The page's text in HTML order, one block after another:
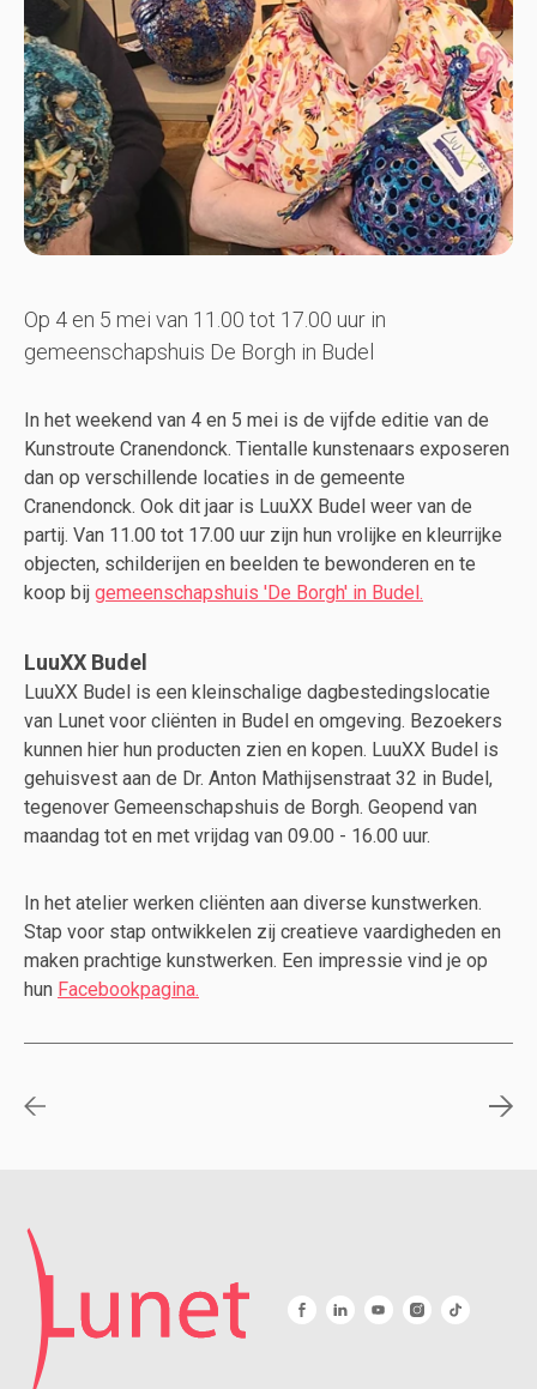
Op 4 en 5 mei van 11.00 tot 17.00 uur in
gemeenschapshuis De Borgh in Budel
In het weekend van 4 en 5 mei is de vijfde editie van de
Kunstroute Cranendonck. Tientalle kunstenaars exposeren
dan op verschillende locaties in de gemeente
Cranendonck. Ook dit jaar is LuuXX Budel weer van de
partij. Van 11.00 tot 17.00 uur zijn hun vrolijke en kleurrijke
objecten, schilderijen en beelden te bewonderen en te
koop bij gemeenschapshuis 'De Borgh' in Budel.
LuuXX Budel
LuuXX Budel is een kleinschalige dagbestedingslocatie
van Lunet voor cliënten in Budel en omgeving. Bezoekers
kunnen hier hun producten zien en kopen. LuuXX Budel is
gehuisvest aan de Dr. Anton Mathijsenstraat 32 in Budel,
tegenover Gemeenschapshuis de Borgh. Geopend van
maandag tot en met vrijdag van 09.00 - 16.00 uur.
In het atelier werken cliënten aan diverse kunstwerken.
Stap voor stap ontwikkelen zij creatieve vaardigheden en
maken prachtige kunstwerken. Een impressie vind je op
hun Facebookpagina.